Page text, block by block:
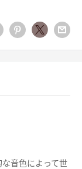
音色によって世